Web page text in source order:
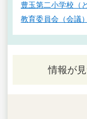
豊玉第二小学校（
教育委員会（会議
情報が